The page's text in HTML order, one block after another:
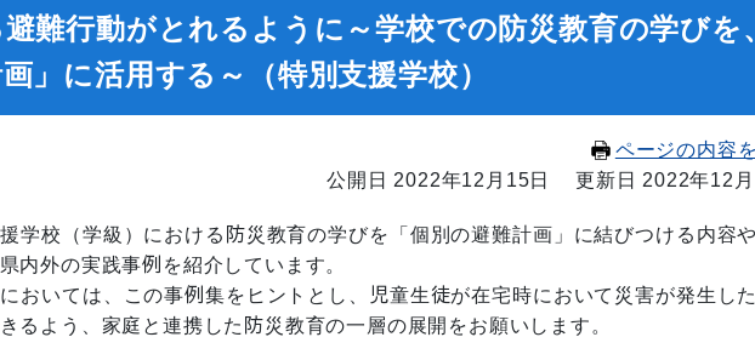
難行動がとれるように～学校での防災教育の学びを
」に活用する～（特別支援学校）
ページの内容
公開日 2022年12月15日
更新日 2022年12月
学校（学級）における防災教育の学びを「個別の避難計画」に結びつける内容
内外の実践事例を紹介しています。
おいては、この事例集をヒントとし、児童生徒が在宅時において災害が発生し
るよう、家庭と連携した防災教育の一層の展開をお願いします。